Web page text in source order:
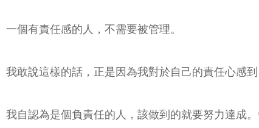
一個有責任感的人，不需要被管理。
我敢說這樣的話，正是因為我對於自己的責任心感到
我自認為是個負責任的人，該做到的就要努力達成